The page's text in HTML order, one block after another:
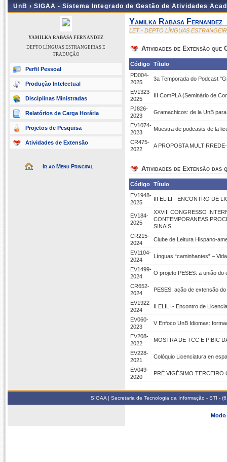
UnB › SIGAA - Sistema Integrado de Gestão de Atividades
YAMILKA RABASA FERNANDEZ
DEPTO LÍNGUAS ESTRANGEIRAS E
TRADUÇÃO
Perfil Pessoal
Produção Intelectual
Disciplinas Ministradas
Relatórios de Carga Horária
Projetos de Pesquisa
Atividades de Extensão
Ir ao Menu Principal
Yamilka Rabasa Fernandez
LET - DEPTO LÍNGUAS
Atividades de Extensão que
Código Título
PD004-
2025
3a Temporada do Podcast
EV1323-
2025
III ComPLA (Seminário de
PJ826-
2023
Gramachicos: de la UnB
EV1074-
2023
Muestra de podcasts de la
CR475-
2022
A PROPOSTA
Atividades de Extensão das
Código Título
EV1948-
2025
III ELILI - ENCONTRO DE
EV184-
2025
XXVIII CONGRESSO
CONTEMPORANEAS
SINAIS
CR215-
2024
Clube de Leitura Hispano-
EV1104-
2024
Línguas “caminhantes” –
EV1499-
2024
O projeto PESES: a união
CR652-
2024
PESES: ação de extensão
EV1922-
2024
II ELILI - Encontro de
EV060-
2023
V Enfoco UnB Idiomas:
EV208-
2022
MOSTRA DE TCC E PIBIC
EV228-
2021
Colóquio Licenciatura en
EV049-
2020
PRÉ VIGÉSIMO TERCEIRO
SIGAA | Secretaria de Tecnologia da Informação - STI -
Modo